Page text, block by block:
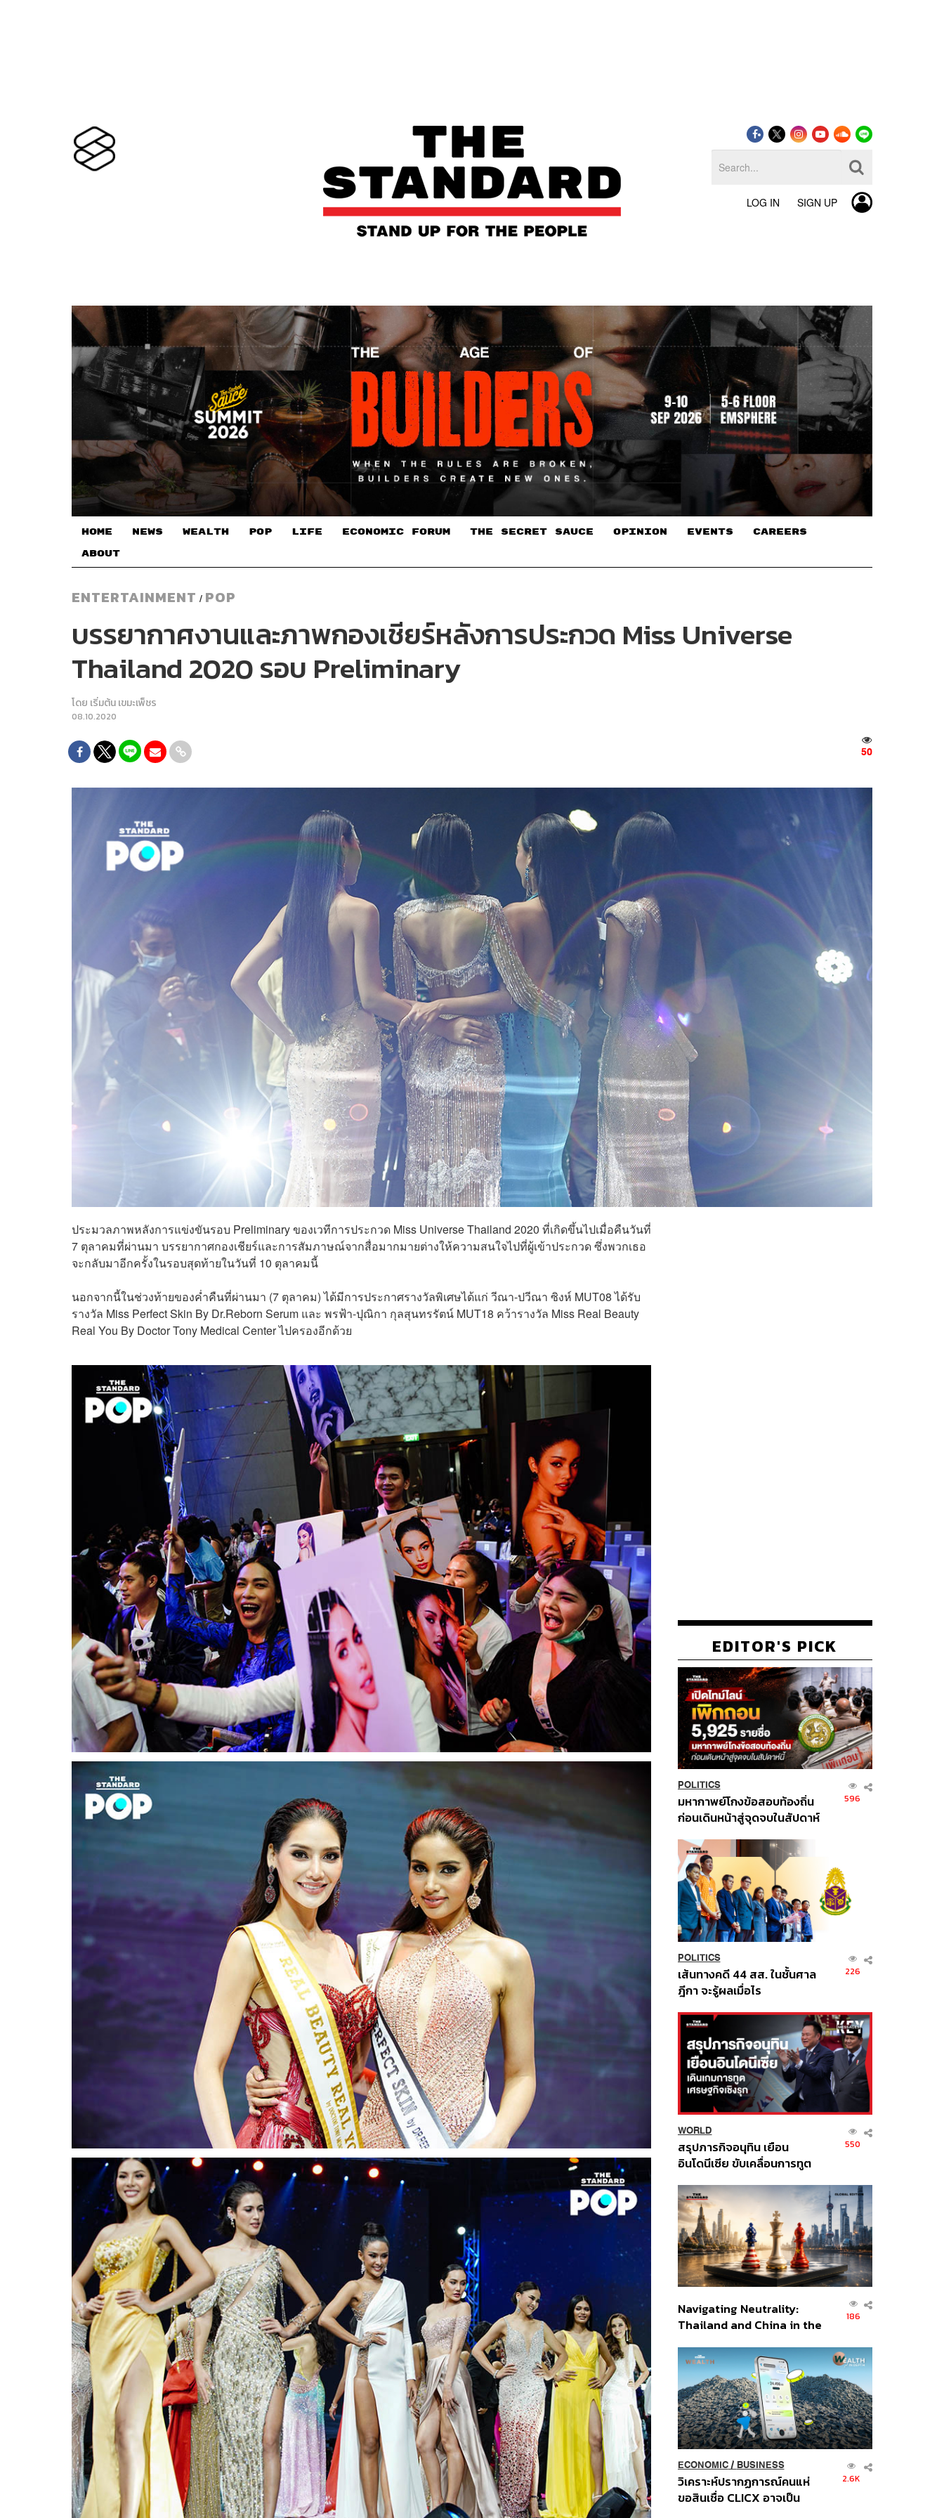
LOG IN SIGN UP
HOME NEWS WEALTH POP LIFE ECONOMIC FORUM THE SECRET SAUCE​ OPINION EVENTS CAREERS
ABOUT
ENTERTAINMENT / POP
บรรยากาศงานและภาพกองเชียร์หลังการประกวด Miss Universe
Thailand 2020 รอบ Preliminary
โดย เริ่มต้น เขมะเพ็ชร
08.10.2020
50
ประมวลภาพหลังการแข่งขันรอบ Preliminary ของเวทีการประกวด Miss Universe Thailand 2020 ที่เกิดขึ้นไปเมื่อคืนวันที่
7 ตุลาคมที่ผ่านมา บรรยากาศกองเชียร์และการสัมภาษณ์จากสื่อมากมายต่างให้ความสนใจไปที่ผู้เข้าประกวด ซึ่งพวกเธอ
จะกลับมาอีกครั้งในรอบสุดท้ายในวันที่ 10 ตุลาคมนี้
นอกจากนี้ในช่วงท้ายของค่ำคืนที่ผ่านมา (7 ตุลาคม) ได้มีการประกาศรางวัลพิเศษได้แก่ วีณา-ปวีณา ซิงห์ MUT08 ได้รับ
รางวัล Miss Perfect Skin By Dr.Reborn Serum และ พรฟ้า-ปุณิกา กุลสุนทรรัตน์ MUT18 คว้ารางวัล Miss Real Beauty
Real You By Doctor Tony Medical Center ไปครองอีกด้วย
EDITOR'S PICK
POLITICS
มหากาพย์โกงข้อสอบท้องถิ่น
ก่อนเดินหน้าสู่จุดจบในสัปดาห์
596
POLITICS
เส้นทางคดี 44 สส. ในชั้นศาล
ฎีกา จะรู้ผลเมื่อไร
226
WORLD
สรุปภารกิจอนุทิน เยือน
อินโดนีเซีย ขับเคลื่อนการทูต
ส่วนยุทธศาสตร์ไทย –
อินโดนีเซีย
550
Navigating Neutrality:
Thailand and China in the
Order
186
ECONOMIC/ BUSINESS
วิเคราะห์ปรากฏการณ์คนแห่
ขอสินเชื่อ CLICX อาจเป็น
2.6K